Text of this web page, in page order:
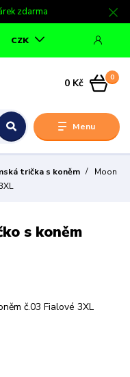
zdarma
Menu
CZK
0
0 Kč
trička s koněm
Moon
s koněm